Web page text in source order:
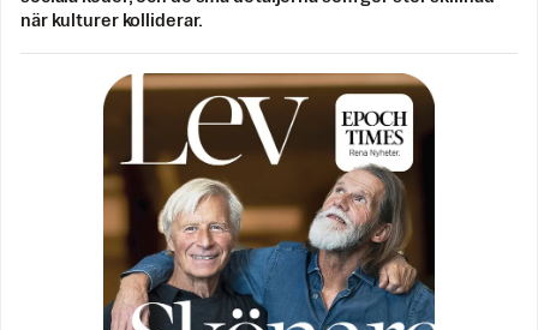
när kulturer kolliderar.